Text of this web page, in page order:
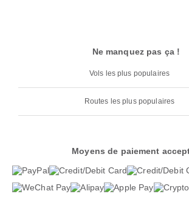
Ne manquez pas ça !
Vols les plus populaires
Routes les plus populaires
Moyens de paiement